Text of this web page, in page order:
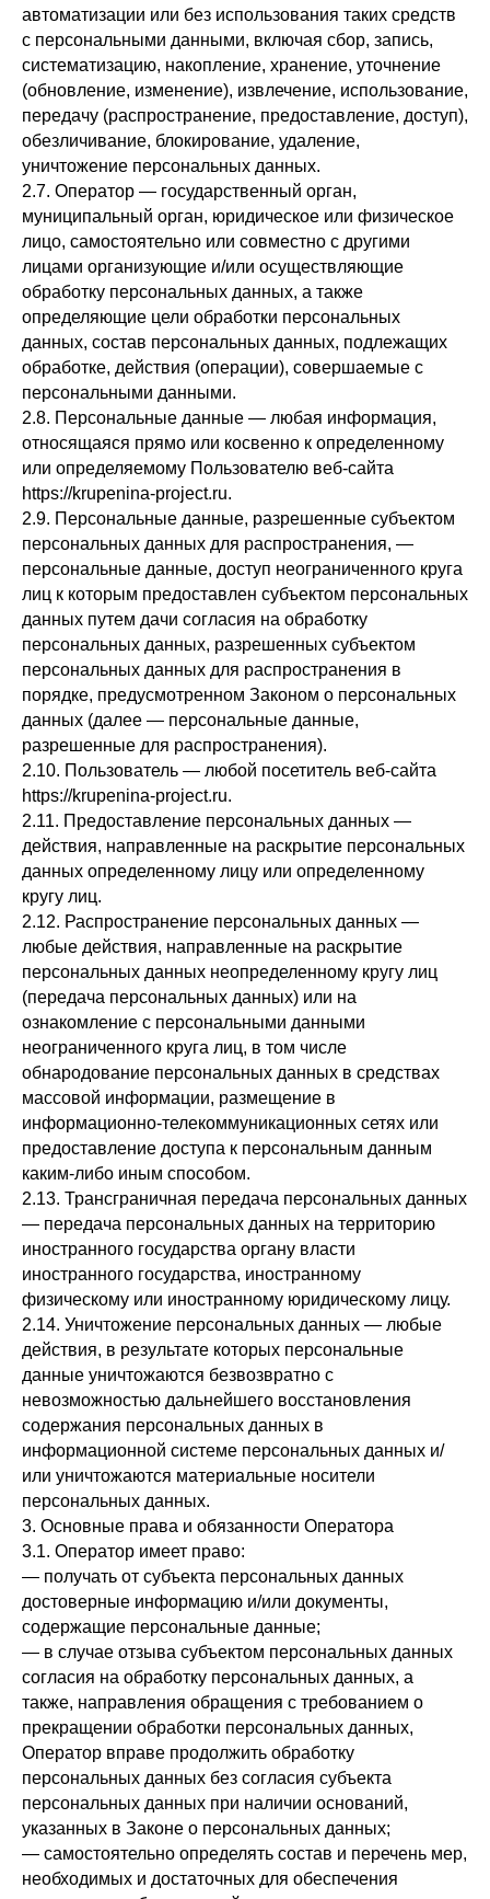
автоматизации или без использования таких средств
с персональными данными, включая сбор, запись,
систематизацию, накопление, хранение, уточнение
(обновление, изменение), извлечение, использование,
передачу (распространение, предоставление, доступ),
обезличивание, блокирование, удаление,
уничтожение персональных данных.
2.7. Оператор — государственный орган,
муниципальный орган, юридическое или физическое
лицо, самостоятельно или совместно с другими
лицами организующие и/или осуществляющие
обработку персональных данных, а также
определяющие цели обработки персональных
данных, состав персональных данных, подлежащих
обработке, действия (операции), совершаемые с
персональными данными.
2.8. Персональные данные — любая информация,
относящаяся прямо или косвенно к определенному
или определяемому Пользователю веб-сайта
https://krupenina-project.ru.
2.9. Персональные данные, разрешенные субъектом
персональных данных для распространения, —
персональные данные, доступ неограниченного круга
лиц к которым предоставлен субъектом персональных
данных путем дачи согласия на обработку
персональных данных, разрешенных субъектом
персональных данных для распространения в
порядке, предусмотренном Законом о персональных
данных (далее — персональные данные,
разрешенные для распространения).
2.10. Пользователь — любой посетитель веб-сайта
https://krupenina-project.ru.
2.11. Предоставление персональных данных —
действия, направленные на раскрытие персональных
данных определенному лицу или определенному
кругу лиц.
2.12. Распространение персональных данных —
любые действия, направленные на раскрытие
персональных данных неопределенному кругу лиц
(передача персональных данных) или на
ознакомление с персональными данными
неограниченного круга лиц, в том числе
обнародование персональных данных в средствах
массовой информации, размещение в
информационно-телекоммуникационных сетях или
предоставление доступа к персональным данным
каким-либо иным способом.
2.13. Трансграничная передача персональных данных
— передача персональных данных на территорию
иностранного государства органу власти
иностранного государства, иностранному
физическому или иностранному юридическому лицу.
2.14. Уничтожение персональных данных — любые
действия, в результате которых персональные
данные уничтожаются безвозвратно с
невозможностью дальнейшего восстановления
содержания персональных данных в
информационной системе персональных данных и/
или уничтожаются материальные носители
персональных данных.
3. Основные права и обязанности Оператора
3.1. Оператор имеет право:
— получать от субъекта персональных данных
достоверные информацию и/или документы,
содержащие персональные данные;
— в случае отзыва субъектом персональных данных
согласия на обработку персональных данных, а
также, направления обращения с требованием о
прекращении обработки персональных данных,
Оператор вправе продолжить обработку
персональных данных без согласия субъекта
персональных данных при наличии оснований,
указанных в Законе о персональных данных;
— самостоятельно определять состав и перечень мер,
необходимых и достаточных для обеспечения